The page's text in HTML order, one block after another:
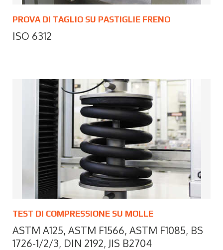
PROVA DI TAGLIO SU PASTIGLIE FRENO
ISO 6312
TEST DI COMPRESSIONE SU MOLLE
ASTM A125, ASTM F1566, ASTM F1085, BS
1726-1/2/3, DIN 2192, JIS B2704